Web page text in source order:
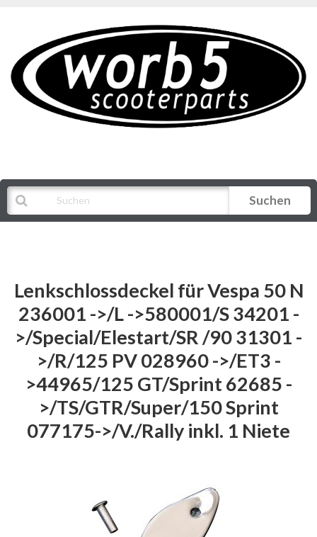
Suchen
Lenkschlossdeckel für Vespa 50 N
236001 ->/L ->580001/S 34201 -
>/Special/Elestart/SR /90 31301 -
>/R/125 PV 028960 ->/ET3 -
>44965/125 GT/Sprint 62685 -
>/TS/GTR/Super/150 Sprint
077175->/V./Rally inkl. 1 Niete